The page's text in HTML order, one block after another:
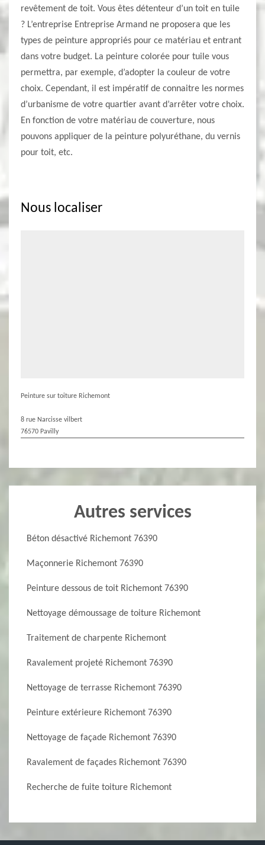
revêtement de toit. Vous êtes détenteur d’un toit en tuile
? L’entreprise Entreprise Armand ne proposera que les
types de peinture appropriés pour ce matériau et entrant
dans votre budget. La peinture colorée pour tuile vous
permettra, par exemple, d’adopter la couleur de votre
choix. Cependant, il est impératif de connaitre les normes
d’urbanisme de votre quartier avant d’arrêter votre choix.
En fonction de votre matériau de couverture, nous
pouvons appliquer de la peinture polyuréthane, du vernis
pour toit, etc.
Nous localiser
Peinture sur toiture Richemont
8 rue Narcisse vilbert
76570 Pavilly
Autres services
Béton désactivé Richemont 76390
Maçonnerie Richemont 76390
Peinture dessous de toit Richemont 76390
Nettoyage démoussage de toiture Richemont
Traitement de charpente Richemont
Ravalement projeté Richemont 76390
Nettoyage de terrasse Richemont 76390
Peinture extérieure Richemont 76390
Nettoyage de façade Richemont 76390
Ravalement de façades Richemont 76390
Recherche de fuite toiture Richemont